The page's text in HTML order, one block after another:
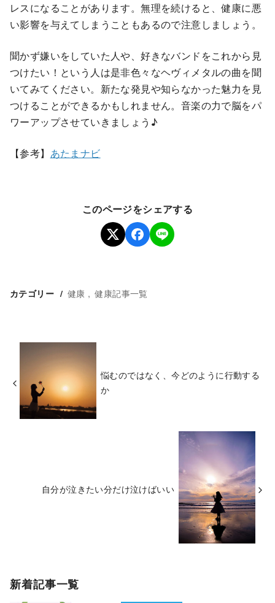
レスになることがあります。無理を続けると、健康に悪
い影響を与えてしまうこともあるので注意しましょう。
聞かず嫌いをしていた人や、好きなバンドをこれから見
つけたい！という人は是非色々なヘヴィメタルの曲を聞
いてみてください。新たな発見や知らなかった魅力を見
つけることができるかもしれません。音楽の力で脳をパ
ワーアップさせていきましょう♪
【参考】 あたまナビ
このページをシェアする
カテゴリー 健康 健康記事一覧
悩むのではなく、今どのように行動する
か
自分が泣きたい分だけ泣けばいい
新着記事一覧